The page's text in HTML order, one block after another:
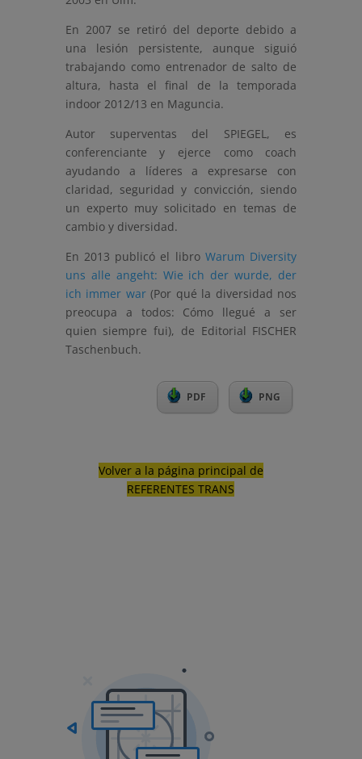
En 2007 se retiró del deporte debido a
una lesión persistente, aunque siguió
trabajando como entrenador de salto de
altura, hasta el final de la temporada
indoor 2012/13 en Maguncia.
Autor superventas del SPIEGEL, es
conferenciante y ejerce como coach
ayudando a líderes a expresarse con
claridad, seguridad y convicción, siendo
un experto muy solicitado en temas de
cambio y diversidad.
En 2013 publicó el libroWarum Diversity
uns alle angeht: Wie ich der wurde, der
ich immer war(Por qué la diversidad nos
preocupa a todos: Cómo llegué a ser
quien siempre fui), de Editorial FISCHER
Taschenbuch.
PDF PNG
Volver a la página principal de
REFERENTES TRANS